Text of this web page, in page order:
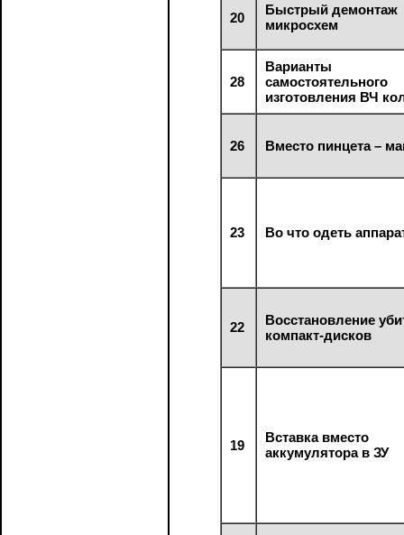
20
Быстрый демонтаж
микросхем
28
Варианты
самостоятельного
изготовления ВЧ
26 Вместо пинцета –
23 Во что одеть
22
Восстановление
компакт-дисков
19
Вставка вместо
аккумулятора в ЗУ